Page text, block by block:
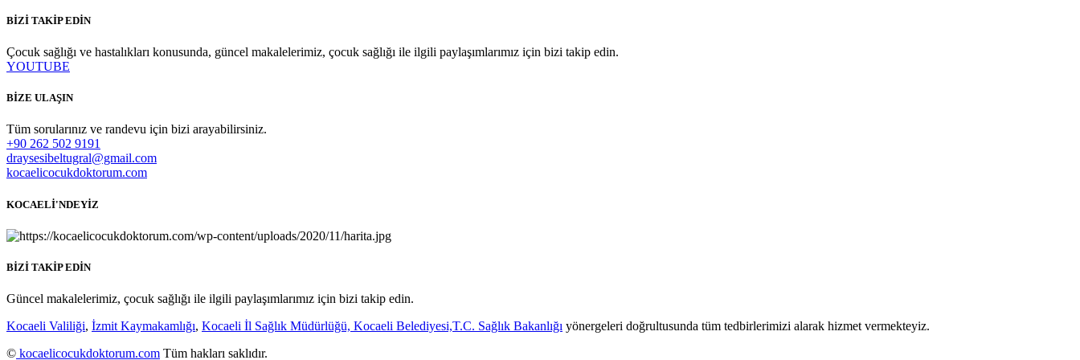
BİZİ TAKİP EDİN
Çocuk sağlığı ve hastalıkları konusunda, güncel makalelerimiz, çocuk sağlığı ile ilgili paylaşımlarımız için bizi takip edin.
YOUTUBE
BİZE ULAŞIN
Tüm sorularınız ve randevu için bizi arayabilirsiniz.
+90 262 502 9191
draysesibeltugral@gmail.com
kocaelicocukdoktorum.com
KOCAELİ'NDEYİZ
BİZİ TAKİP EDİN
Güncel makalelerimiz, çocuk sağlığı ile ilgili paylaşımlarımız için bizi takip edin.
Kocaeli Valiliği, İzmit Kaymakamlığı, Kocaeli İl Sağlık Müdürlüğü, Kocaeli Belediyesi,T.C. Sağlık Bakanlığı yönergeleri doğrultusunda tüm tedbirlerimizi alarak hizmet vermekteyiz.
© kocaelicocukdoktorum.com Tüm hakları saklıdır.